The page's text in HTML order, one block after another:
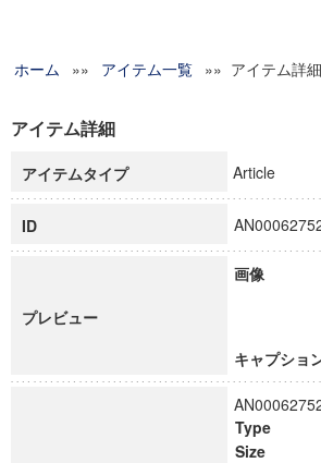
グローバルリサーチインスティテュ
科学研究費補助金研究成果報告書
慶應義塾大学グローバルCOEプロ
慶應義塾大学グローバルCOEプロ
博士課程教育リーディングプログ
学術雑誌掲載論文等(8)
ホーム »» アイテム一覧 »» アイテム詳細
アイテム詳細
アイテムタイプ Article
ID
プレビュー
画像
キャプショ
Type
Size